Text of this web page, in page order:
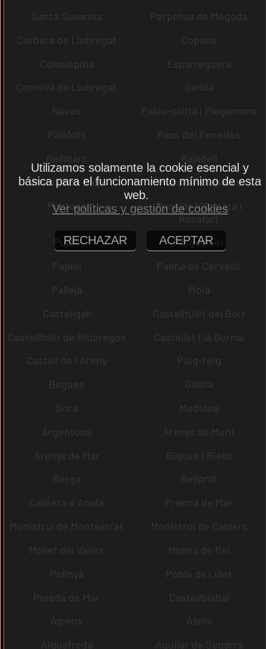
Santa Susanna
Perpètua de Mogoda
Corbera de Llobregat
Copons
Collsuspina
Esparreguera
Cornellà de Llobregat
Gelida
Navas
Palau-solità i Plegamans
Palafolls
Pacs del Penedès
Rellinars
Rajadell
Premià de Dalt
Prats de Lluçanès
Pontons
Pont de Vilomara i
Rocafort
Pujalt
Puigdàlber
Papiol
Palma de Cervelló
Pallejà
Moià
Castellgalí
Castellfullit del Boix
Castellfollit de Riubregós
Castellet i la Gornal
Castell de l´Areny
Puig-reig
Begues
Gallifa
Sora
Mediona
Argentona
Arenys de Munt
Arenys de Mar
Bigues i Riells
Berga
Bellprat
Cabrera d´Anoia
Premià de Mar
Monistrol de Montserrat
Monistrol de Calders
Mollet del Vallès
Molins de Rei
Polinyà
Pobla de Lillet
Pineda de Mar
Castellbisbal
Alpens
Alella
Aiguafreda
Aguilar de Segarra
Utilizamos solamente la cookie esencial y
básica para el funcionamiento mínimo de esta
web.
Ver políticas y gestión de cookies
RECHAZAR ACEPTAR